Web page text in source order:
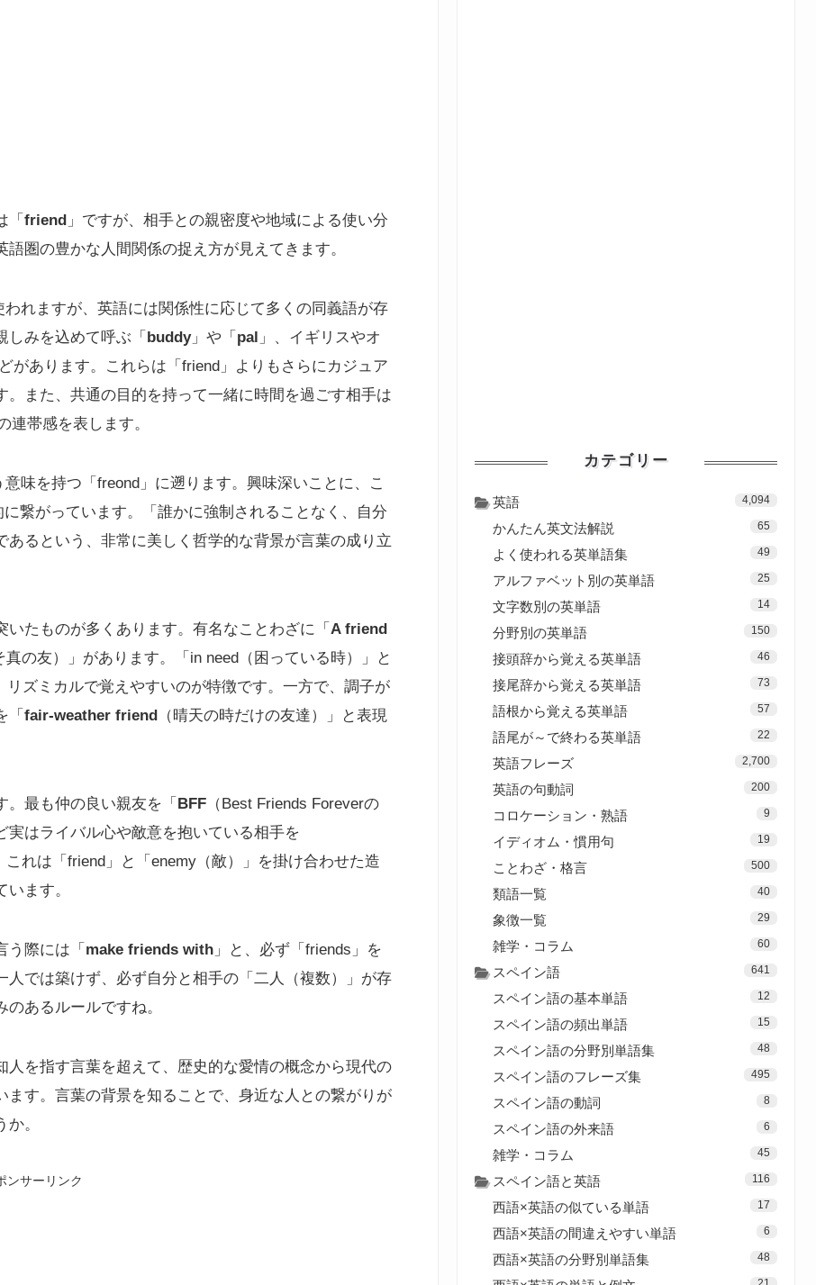
「 friend 」ですが、相手との親密度や地域による使い分
圏の豊かな人間関係の捉え方が見えてきます。
れますが、英語には関係性に応じて多くの同義語が存
みを込めて呼ぶ「 buddy」や「 pal 」、イギリスやオ
があります。これらは「friend」よりもさらにカジュア
また、共通の目的を持って一緒に時間を過ごす相手は
連帯感を表します。
味を持つ「freond」に遡ります。興味深いことに、こ
繋がっています。「誰かに強制されることなく、自分
るという、非常に美しく哲学的な背景が言葉の成り立
たものが多くあります。有名なことわざに「 A friend
真の友）」があります。「in need（困っている時）」と
リズミカルで覚えやすいのが特徴です。一方で、調子が
「 fair-weather friend （晴天の時だけの友達）」と表現
最も仲の良い親友を「 BFF （Best Friends Foreverの
はライバル心や敵意を抱いている相手を
れは「friend」と「enemy（敵）」を掛け合わせた造
ます。
う際には「 make friends with 」と、必ず「friends」を
では築けず、必ず自分と相手の「二人（複数）」が存
あるルールですね。
を指す言葉を超えて、歴史的な愛情の概念から現代の
す。言葉の背景を知ることで、身近な人との繋がりが
。
ンサーリンク
カテゴリー
英語 4,094
かんたん英文法解説 65
よく使われる英単語集 49
アルファベット別の英単語 25
文字数別の英単語 14
分野別の英単語 150
接頭辞から覚える英単語 46
接尾辞から覚える英単語 73
語根から覚える英単語 57
語尾が～で終わる英単語 22
英語フレーズ 2,700
英語の句動詞 200
コロケーション・熟語 9
イディオム・慣用句 19
ことわざ・格言 500
類語一覧 40
象徴一覧 29
雑学・コラム 60
スペイン語 641
スペイン語の基本単語 12
スペイン語の頻出単語 15
スペイン語の分野別単語集 48
スペイン語のフレーズ集 495
スペイン語の動詞 8
スペイン語の外来語 6
雑学・コラム 45
スペイン語と英語 116
西語×英語の似ている単語 17
西語×英語の間違えやすい単語 6
西語×英語の分野別単語集 48